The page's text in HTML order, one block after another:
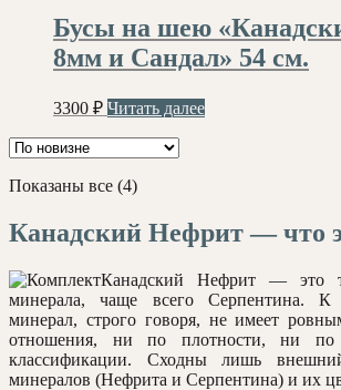
Бусы на шею
8мм и Сандал» 54 см.
3300 ₽ Читать далее
Показаны все (4)Сортировка:
недавние
Канадский Нефрит — что
Канадский Нефрит — это
минерала, чаще всего Серпентина.
минерал, строго говоря, не имеет
отношения, ни по плотности, ни по
классификации. Сходны лишь
минералов (Нефрита и Серпентина) и их